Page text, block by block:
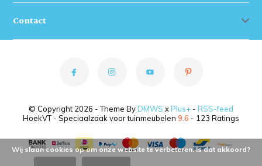
Contact
© Copyright 2026 - Theme By DMWS x Plus+ - RSS-feed
HoekVT - Speciaalzaak voor tuinmeubelen 9.6 - 123 Ratings
Wij slaan cookies op om onze website te verbeteren. Is dat akkoord?